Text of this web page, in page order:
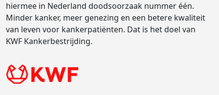
hiermee in Nederland doodsoorzaak nummer één.
Minder kanker, meer genezing en een betere kwaliteit
van leven voor kankerpatiënten. Dat is het doel van
KWF Kankerbestrijding.